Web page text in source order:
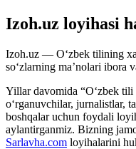
Izoh.uz loyihasi
Izoh.uz — O‘zbek tilining
so‘zlarning ma’nolari ibora
Yillar davomida “O‘zbek tili
o‘rganuvchilar, jurnalistlar,
boshqalar uchun foydali
aylantirganmiz. Bizning
Sarlavha.com loyihalarini